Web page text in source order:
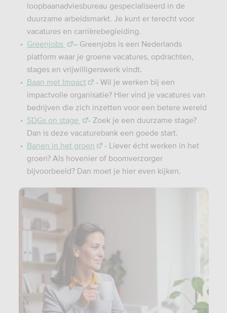
loopbaanadviesbureau gespecialiseerd in de
duurzame arbeidsmarkt. Je kunt er terecht voor
vacatures en carrièrebegleiding.
Greenjobs
– Greenjobs is een Nederlands
platform waar je groene vacatures, opdrachten,
stages en vrijwilligerswerk vindt.
Baan met Impact
- Wil je werken bij een
impactvolle organisatie? Hier vind je vacatures van
bedrijven die zich inzetten voor een betere wereld
SDGs on stage
- Zoek je een duurzame stage?
Dan is deze vacaturebank een goede start.
Banen in het groen
- Liever écht werken in het
groen? Als hovenier of boomverzorger
bijvoorbeeld? Dan moet je hier even kijken.